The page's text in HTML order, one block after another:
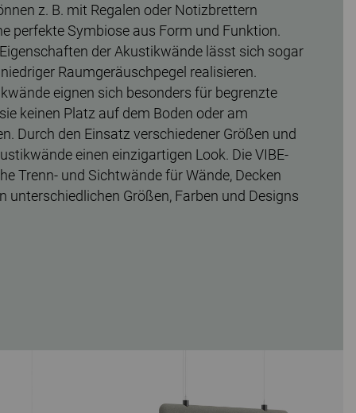
z. B. mit Regalen oder Notizbrettern
perfekte Symbiose aus Form und Funktion.
der Akustikwände lässt sich sogar
Raumgeräuschpegel realisieren.
eignen sich besonders für begrenzte
keinen Platz auf dem Boden oder am
Durch den Einsatz verschiedener Größen und
einen einzigartigen Look. Die VIBE-
Trenn- und Sichtwände für Wände, Decken
unterschiedlichen Größen, Farben und Designs